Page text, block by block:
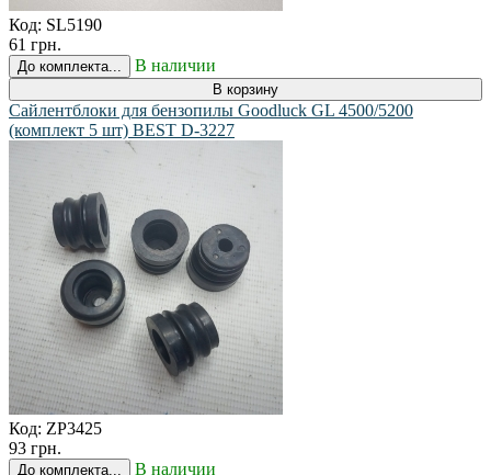
Код: SL5190
61 грн.
До комплекта... В наличии
В корзину
Сайлентблоки для бензопилы Goodluck GL 4500/5200
(комплект 5 шт) BEST D-3227
Код: ZP3425
93 грн.
До комплекта... В наличии